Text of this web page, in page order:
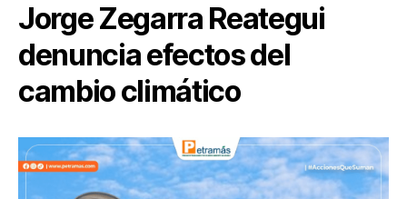
Jorge Zegarra Reategui
denuncia efectos del
cambio climático